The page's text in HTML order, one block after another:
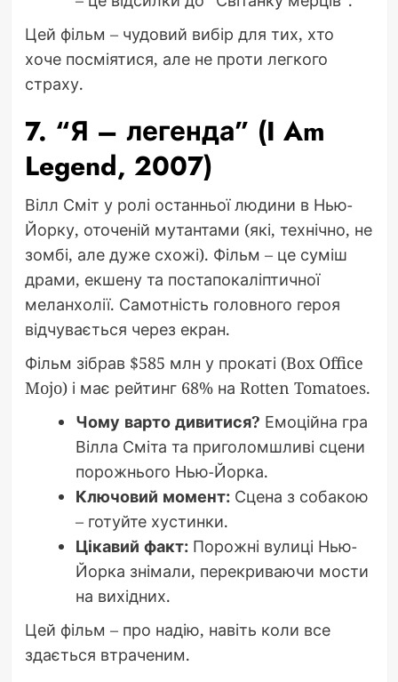
Цей фільм – чудовий вибір для тих, хто
хоче посміятися, але не проти легкого
страху.
7. “Я – легенда” (I Am
Legend, 2007)
Вілл Сміт у ролі останньої людини в Нью-
Йорку, оточеній мутантами (які, технічно, не
зомбі, але дуже схожі). Фільм – це суміш
драми, екшену та постапокаліптичної
меланхолії. Самотність головного героя
відчувається через екран.
Фільм зібрав $585 млн у прокаті (Box Office
Mojo) і має рейтинг 68% на Rotten Tomatoes.
Чому варто дивитися? Емоційна гра
Вілла Сміта та приголомшливі сцени
порожнього Нью-Йорка.
Ключовий момент:Сцена з собакою
– готуйте хустинки.
Цікавий факт:Порожні вулиці Нью-
Йорка знімали, перекриваючи мости
на вихідних.
Цей фільм – про надію, навіть коли все
здається втраченим.